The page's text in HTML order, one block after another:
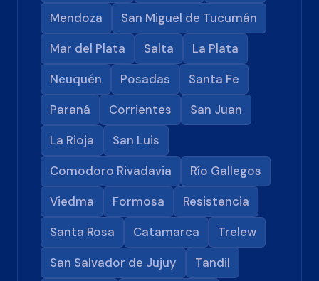
Mendoza
San Miguel de Tucumán
Mar del Plata
Salta
La Plata
Neuquén
Posadas
Santa Fe
Paraná
Corrientes
San Juan
La Rioja
San Luis
Comodoro Rivadavia
Río Gallegos
Viedma
Formosa
Resistencia
Santa Rosa
Catamarca
Trelew
San Salvador de Jujuy
Tandil